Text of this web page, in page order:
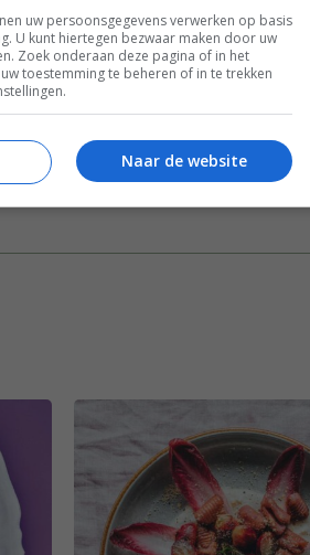
Lunch recepten Lunchgerecht
Tussengerecht
uw persoonsgegevens verwerken op basis
U kunt hiertegen bezwaar maken door uw
Zoek onderaan deze pagina of in het
toestemming te beheren of in te trekken
Naar de website